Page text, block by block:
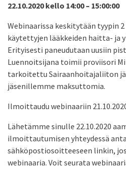
22.10.2020 kello 14:00 – 15:00:00
Webinaarissa keskitytään tyypin
käytettyjen lääkkeiden haitta- ja
Erityisesti paneudutaan uusiin
Luennoitsijana toimii proviisori
tarkoitettu Sairaanhoitajaliiton
jäsenillemme maksuttomia.
Ilmoittaudu webinaariin
Lähetämme sinulle 22.10.2020
ilmoittautumisen yhteydessä
sähköpostiosoitteeseen linkin,
webinaaria. Voit seurata